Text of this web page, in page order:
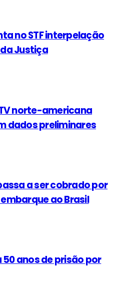
no STF interpelação
Justiça
norte-americana
dados preliminares
a ser cobrado por
ao Brasil
anos de prisão por